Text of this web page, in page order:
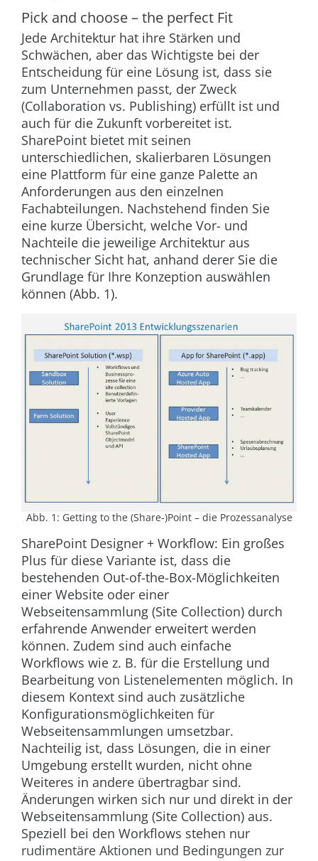
Pick and choose – the perfect Fit
Jede Architektur hat ihre Stärken und
Schwächen, aber das Wichtigste bei der
Entscheidung für eine Lösung ist, dass sie
zum Unternehmen passt, der Zweck
(Collaboration vs. Publishing) erfüllt ist und
auch für die Zukunft vorbereitet ist.
SharePoint bietet mit seinen
unterschiedlichen, skalierbaren Lösungen
eine Plattform für eine ganze Palette an
Anforderungen aus den einzelnen
Fachabteilungen. Nachstehend finden Sie
eine kurze Übersicht, welche Vor- und
Nachteile die jeweilige Architektur aus
technischer Sicht hat, anhand derer Sie die
Grundlage für Ihre Konzeption auswählen
können (Abb. 1).
Abb. 1: Getting to the (Share-)Point – die Prozessanalyse
SharePoint Designer + Workflow: Ein großes
Plus für diese Variante ist, dass die
bestehenden Out-of-the-Box-Möglichkeiten
einer Website oder einer
Webseitensammlung (Site Collection) durch
erfahrende Anwender erweitert werden
können. Zudem sind auch einfache
Workflows wie z. B. für die Erstellung und
Bearbeitung von Listenelementen möglich. In
diesem Kontext sind auch zusätzliche
Konfigurationsmöglichkeiten für
Webseitensammlungen umsetzbar.
Nachteilig ist, dass Lösungen, die in einer
Umgebung erstellt wurden, nicht ohne
Weiteres in andere übertragbar sind.
Änderungen wirken sich nur und direkt in der
Webseitensammlung (Site Collection) aus.
Speziell bei den Workflows stehen nur
rudimentäre Aktionen und Bedingungen zur